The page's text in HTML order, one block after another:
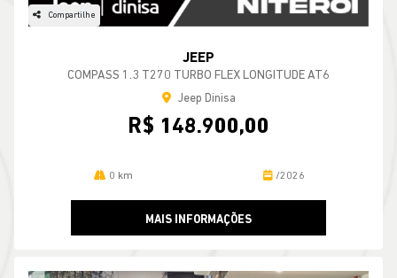
Compartilhe
JEEP
COMPASS 1.3 T270 TURBO FLEX LONGITUDE AT6
Jeep Dinisa
R$ 148.900,00
0 km /2026
MAIS INFORMAÇÕES